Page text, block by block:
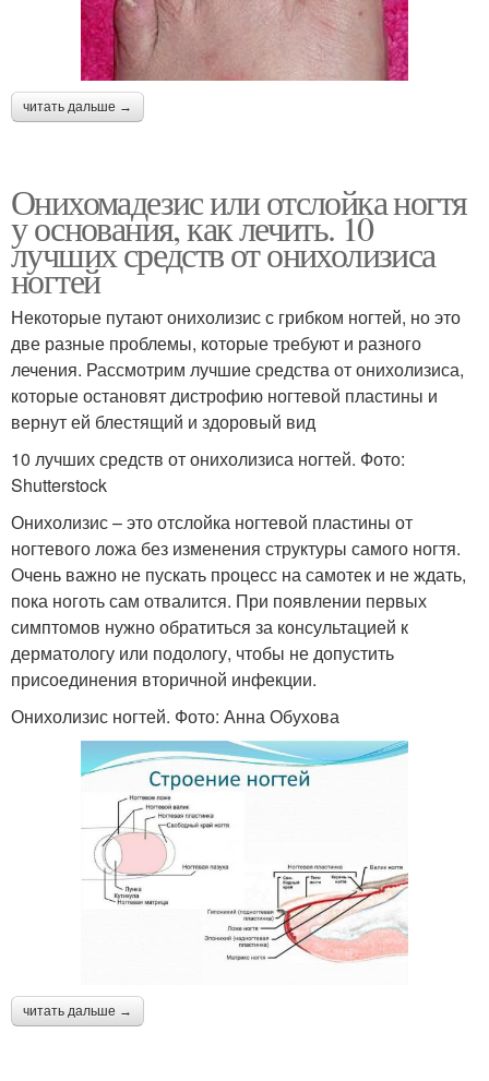
читать дальше →
Онихомадезис или отслойка ногтя
у основания, как лечить. 10
лучших средств от онихолизиса
ногтей
Некоторые путают онихолизис с грибком ногтей, но это
две разные проблемы, которые требуют и разного
лечения. Рассмотрим лучшие средства от онихолизиса,
которые остановят дистрофию ногтевой пластины и
вернут ей блестящий и здоровый вид
10 лучших средств от онихолизиса ногтей. Фото:
Shutterstock
Онихолизис – это отслойка ногтевой пластины от
ногтевого ложа без изменения структуры самого ногтя.
Очень важно не пускать процесс на самотек и не ждать,
пока ноготь сам отвалится. При появлении первых
симптомов нужно обратиться за консультацией к
дерматологу или подологу, чтобы не допустить
присоединения вторичной инфекции.
Онихолизис ногтей. Фото: Анна Обухова
читать дальше →